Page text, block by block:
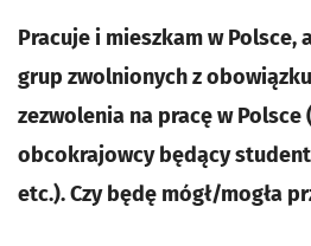
Pracuje i mieszkam w Polsce,
grup zwolnionych z
zezwolenia na pracę w Polsce
obcokrajowcy będący
etc.). Czy będę mógł/mogła